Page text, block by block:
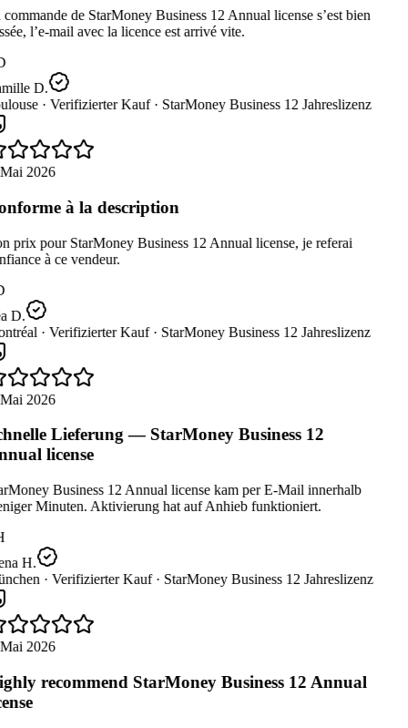
de StarMoney Business 12 Annual license s’est bien
l’e-mail avec la licence est arrivé vite.
D.
· Verifizierter Kauf · StarMoney Business 12 Jahreslizenz
2026
à la description
prix pour StarMoney Business 12 Annual license, je referai
à ce vendeur.
D.
· Verifizierter Kauf · StarMoney Business 12 Jahreslizenz
2026
Lieferung — StarMoney Business 12
license
Business 12 Annual license kam per E-Mail innerhalb
Minuten. Aktivierung hat auf Anhieb funktioniert.
H.
· Verifizierter Kauf · StarMoney Business 12 Jahreslizenz
2026
recommend StarMoney Business 12 Annual